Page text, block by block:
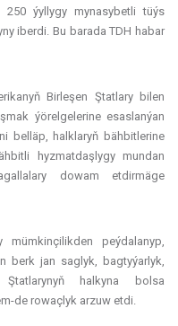
250 ýyllygy mynasybetli tüýs
iberdi. Bu barada TDH habar
Birleşen Ştatlary bilen
ýörelgelerine esaslanýan
belläp, halklaryň bähbitlerine
hyzmatdaşlygy mundan
dowam etdirmäge
mümkinçilikden peýdalanyp,
berk jan saglyk, bagtyýarlyk,
Ştatlarynyň halkyna bolsa
de rowaçlyk arzuw etdi.